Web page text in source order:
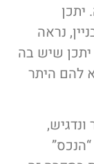
יתכן
נראה
שיש בה
להם היתר